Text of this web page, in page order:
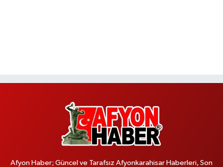
Afyon Haber; Güncel ve Tarafsız Afyonkarahisar Haberleri, Son